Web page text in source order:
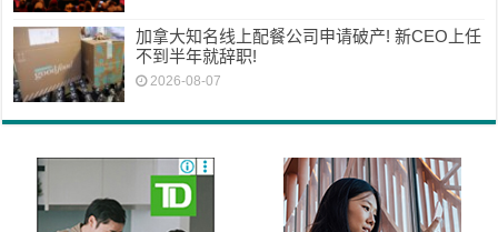
加拿大知名线上配餐公司申请破产! 新CEO上任
不到半年就辞职!
2026-08-07